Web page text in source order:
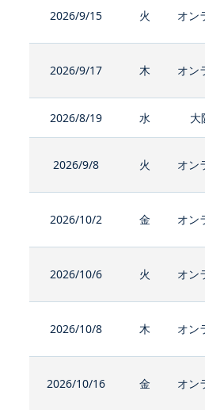
2026/9/15 火 オン
2026/9/17 木 オン
2026/8/19 水 大
2026/9/8 火 オン
2026/10/2 金 オン
2026/10/6 火 オン
2026/10/8 木 オン
2026/10/16 金 オン